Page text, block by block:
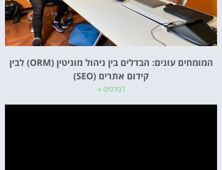
המומחים עונים: הבדלים בין ניהול מוניטין (ORM) לבין
קידום אתרים (SEO)
לפרטים »